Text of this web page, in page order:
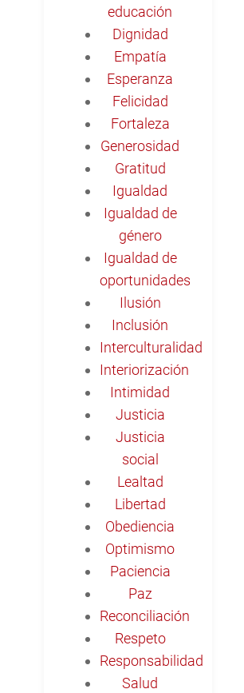
educación
Dignidad
Empatía
Esperanza
Felicidad
Fortaleza
Generosidad
Gratitud
Igualdad
Igualdad de
género
Igualdad de
oportunidades
Ilusión
Inclusión
Interculturalidad
Interiorización
Intimidad
Justicia
Justicia
social
Lealtad
Libertad
Obediencia
Optimismo
Paciencia
Paz
Reconciliación
Respeto
Responsabilidad
Salud